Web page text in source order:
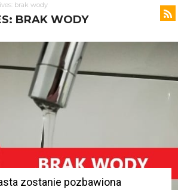
brak wody
BRAK WODY
zostanie pozbawiona